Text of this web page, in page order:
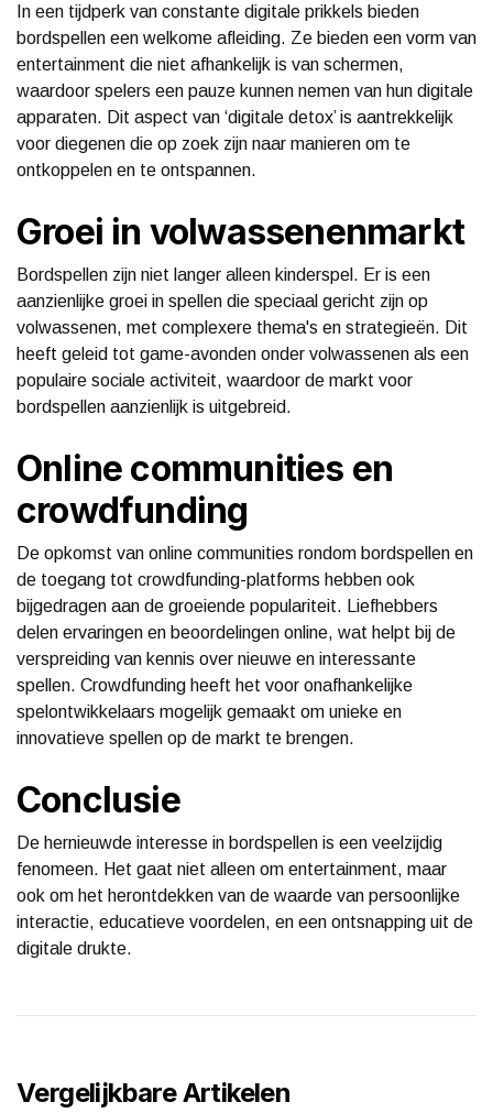
In een tijdperk van constante digitale prikkels bieden
bordspellen een welkome afleiding. Ze bieden een vorm van
entertainment die niet afhankelijk is van schermen,
waardoor spelers een pauze kunnen nemen van hun digitale
apparaten. Dit aspect van ‘digitale detox’ is aantrekkelijk
voor diegenen die op zoek zijn naar manieren om te
ontkoppelen en te ontspannen.
Groei in volwassenenmarkt
Bordspellen zijn niet langer alleen kinderspel. Er is een
aanzienlijke groei in spellen die speciaal gericht zijn op
volwassenen, met complexere thema's en strategieën. Dit
heeft geleid tot game-avonden onder volwassenen als een
populaire sociale activiteit, waardoor de markt voor
bordspellen aanzienlijk is uitgebreid.
Online communities en
crowdfunding
De opkomst van online communities rondom bordspellen en
de toegang tot crowdfunding-platforms hebben ook
bijgedragen aan de groeiende populariteit. Liefhebbers
delen ervaringen en beoordelingen online, wat helpt bij de
verspreiding van kennis over nieuwe en interessante
spellen. Crowdfunding heeft het voor onafhankelijke
spelontwikkelaars mogelijk gemaakt om unieke en
innovatieve spellen op de markt te brengen.
Conclusie
De hernieuwde interesse in bordspellen is een veelzijdig
fenomeen. Het gaat niet alleen om entertainment, maar
ook om het herontdekken van de waarde van persoonlijke
interactie, educatieve voordelen, en een ontsnapping uit de
digitale drukte.
Vergelijkbare Artikelen